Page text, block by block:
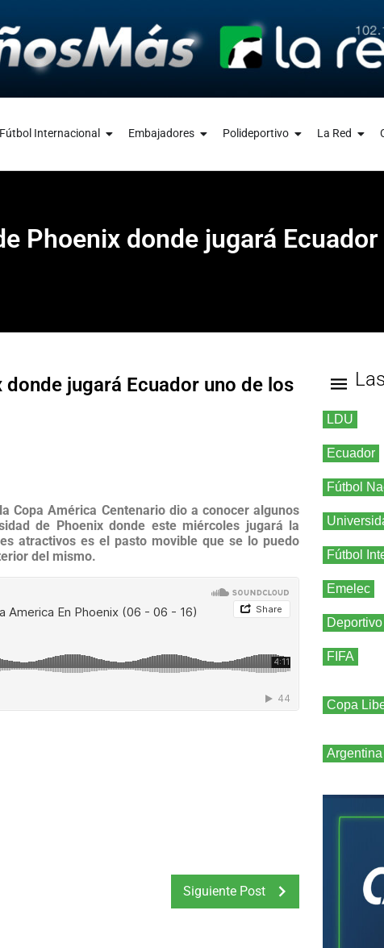
Fútbol Internacional Embajadores Polideportivo La Red
Phoenix donde jugará
jugará Ecuador uno de los
Copa América Centenario dio a conocer algunos
de Phoenix donde este miércoles jugará la
atractivos es el pasto movible que se lo puedo
del mismo.
Siguiente Post
LDU
Ecuador
Fútbol
Fútbol
Emelec
FIFA
Copa
Argentina